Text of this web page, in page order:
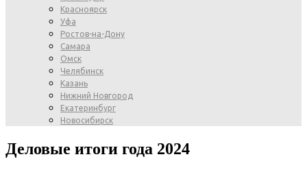
Красноярск
Уфа
Ростов-на-Дону
Самара
Омск
Челябинск
Казань
Нижний Новгород
Екатеринбург
Новосибирск
Деловые итоги года 2024